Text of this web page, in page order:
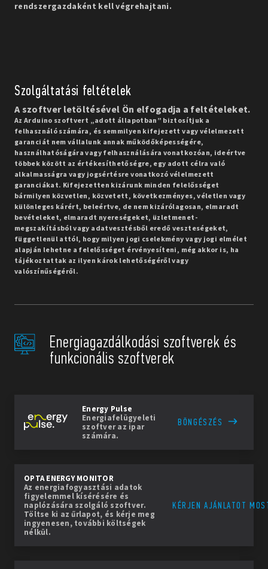
rendszergazdaként kell végrehajtani.
Szolgáltatási feltételek
A szoftver letöltésével Ön elfogadja a feltételeket.
Az Arduino szoftvert „adott állapotban” biztosítjuk a
felhasználó számára, és semmilyen kifejezett vagy vélelmezett
garanciát nem vállalunk annak működőképességére,
használhatóságára vagy felhasználására vonatkozóan, ideértve
többek között az értékesíthetőségre, egy adott célra való
alkalmasságra vagy jogsértésre vonatkozó vélelmezett
garanciákat. Kifejezetten kizárunk minden felelősséget
bármilyen közvetlen, közvetett, következményes, véletlen vagy
különleges kárért, beleértve, de nem kizárólagosan, elmaradt
bevételeket, elmaradt nyereségeket, üzletmenet-
megszakításból vagy adatvesztésből eredő veszteségeket,
függetlenül attól, hogy milyen jogi cselekmény vagy jogi elmélet
alapján lehetne a felelősséget érvényesíteni, még akkor is, ha
tájékoztattak az ilyen károk lehetőségéről vagy
valószínűségéről.
Energiagazdálkodási szoftverek és
funkcionális szoftverek
Energy Pulse
Energiafelügyeleti
szoftver az ipar
számára.
BÖNGÉSZÉS
OPTA ENERGY MONITOR
Az energiafogyasztási adatok
figyelemmel kísérésére és
naplózására szolgáló szoftver.
Töltse ki az űrlapot, és kérje meg
ingyenesen, további költségek
nélkül.
KÉRJEN AJÁNLATOT